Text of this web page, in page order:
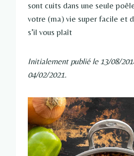
sont cuits dans une seule
votre (ma) vie super facile et
s’il vous plaît
Initialement publié le 13/08/
04/02/2021.